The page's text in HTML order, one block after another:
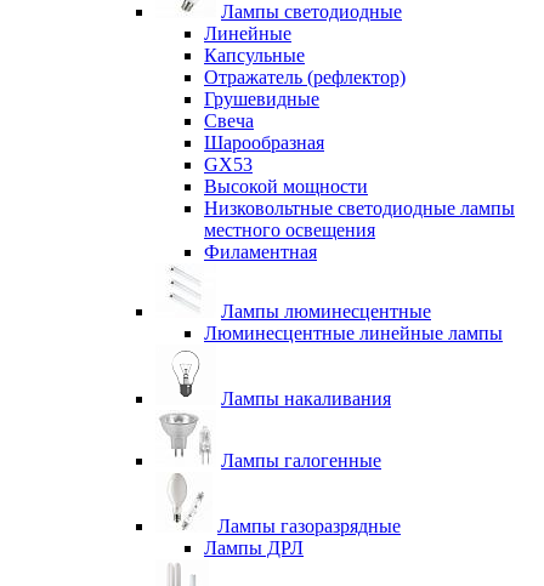
Лампы светодиодные
Линейные
Капсульные
Отражатель (рефлектор)
Грушевидные
Свеча
Шарообразная
GX53
Высокой мощности
Низковольтные светодиодные лампы
местного освещения
Филаментная
Лампы люминесцентные
Люминесцентные линейные лампы
Лампы накаливания
Лампы галогенные
Лампы газоразрядные
Лампы ДРЛ